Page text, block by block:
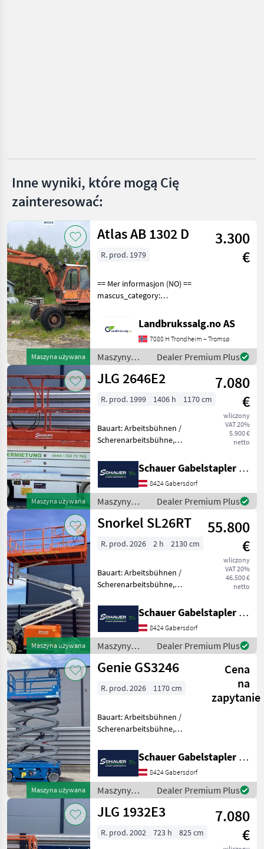
Merlo
Dieci
Pokaż
wszystkie
MARKETPLACE
Marketplace
Oferty
dealerów
drobne
Inne wyniki, które mogą Cię
zainteresować:
Maszyna używana
Atlas AB 1302 D
3.300
€
R. prod. 1979
== Mer informasjon (NO) ==
mascus_category:
reference number upon
request: 9504 See
en.landbrukssalg.no/9504
for more images Specificati
Landbrukssalg.no AS
7080 H Trondheim – Tromsø
Maszyny
budowlane /
Atlas
Dealer Premium Plus
Maszyna używana
JLG 2646E2
7.080
€
wliczony
VAT 20%
5.900 €
netto
R. prod. 1999 1406 h 1170 cm
Bauart: Arbeitsbühnen /
Scherenarbeitsbühne,
7920mm, Batterie: Trojan
PzS 6V 225Ah Zustand: 60 -
80%, Bereifung vorne:
Vollgummi Einfach 8
Schauer Gabelstapler GmbH
8424 Gabersdorf
Maszyny
budowlane /
JLG
Dealer Premium Plus
Maszyna używana
Snorkel SL26RT
55.800
€
wliczony
VAT 20%
46.500 €
netto
R. prod. 2026 2 h 2130 cm
Bauart: Arbeitsbühnen /
Scherenarbeitsbühne,
8000mm, Bauhöhe:
2600mm, Batterie: Starter
12V , Sonderausstattung: CE
Zertifikat, Edelstahl
Schauer Gabelstapler GmbH
8424 Gabersdorf
Maszyny
budowlane /
Snorkel
Dealer Premium Plus
Maszyna używana
Genie GS3246
Cena
na
zapytanie
R. prod. 2026 1170 cm
Bauart: Arbeitsbühnen /
Scherenarbeitsbühne,
9600mm, Bauhöhe:
2530mm, Batterie: Trojan 6V
228Ah Zustand: Neu,
Bereifung vorne: Vollgummi
E
Schauer Gabelstapler GmbH
8424 Gabersdorf
Maszyny
budowlane /
Genie
Dealer Premium Plus
JLG 1932E3
7.080
€
R. prod. 2002 723 h 825 cm